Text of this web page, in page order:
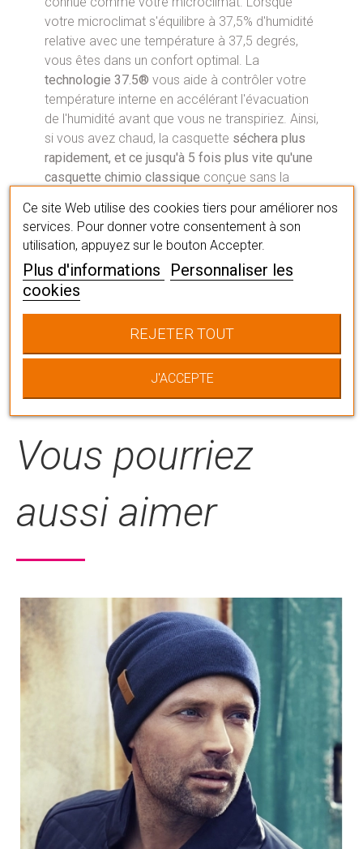
votre microclimat s'équilibre à 37,5% d'humidité
relative avec une température à 37,5 degrés,
vous êtes dans un confort optimal. La
technologie 37.5® vous aide à contrôler votre
température interne en accélérant l'évacuation
de l'humidité avant que vous ne transpiriez. Ainsi,
si vous avez chaud, la casquette séchera plus
rapidement, et ce jusqu'à 5 fois plus vite qu'une
casquette chimio classique conçue sans la
évacuée du turban, vous restez au chaud
lorsqu'il fait froid et au frais lorsqu'il fait chaud.
C’est simple et efficace !
Une casquette chimio certifiée
garantissant que tous les produits sont sains et
sans danger d'utilisation. Elle est donc
considérée comme équipement médical selon
la directive européenne (93/42/EEC).
Vous pourriez
aussi aimer
Ce site Web utilise des cookies tiers pour améliorer nos
services. Pour donner votre consentement à son
utilisation, appuyez sur le bouton Accepter.
Plus d'informations
Personnaliser les
cookies
REJETER TOUT
J'ACCEPTE